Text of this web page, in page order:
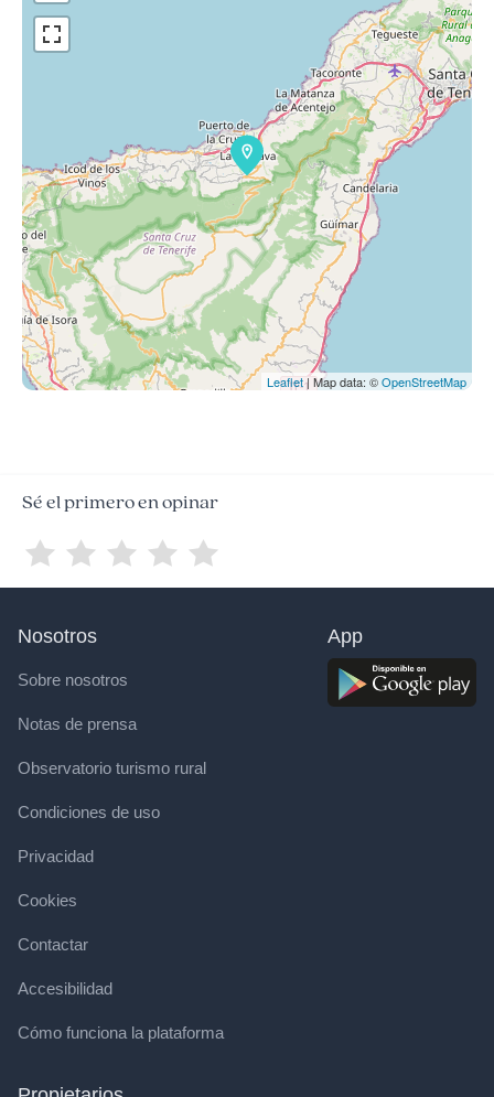
Leaflet| Map data: ©OpenStreetMap
Sé el primero en opinar
Nosotros
Sobre nosotros
Notas de prensa
Observatorio turismo rural
Condiciones de uso
Privacidad
Cookies
Contactar
Accesibilidad
Cómo funciona la plataforma
App